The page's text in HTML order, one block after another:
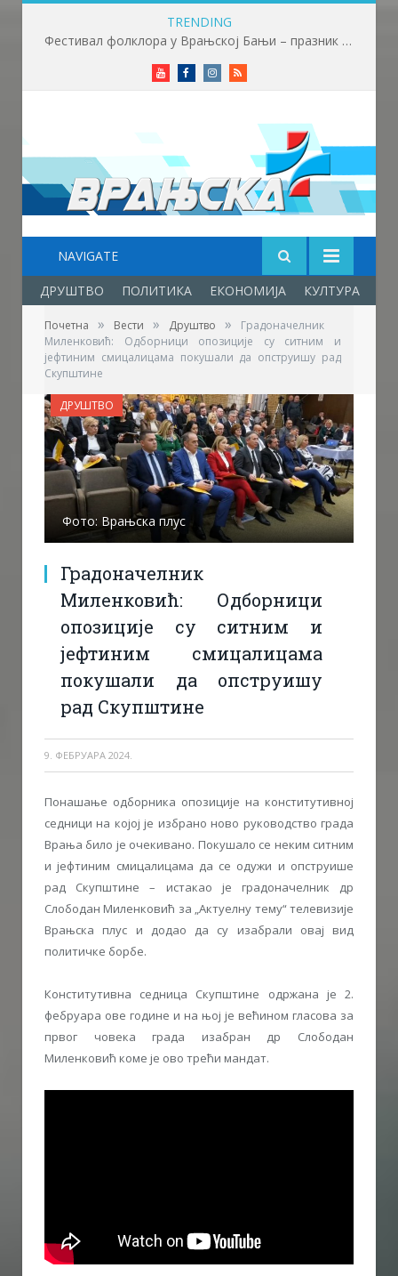
TRENDING
Фестивал фолклора у Врањској Бањи – празник младости, културе, традиције и пријатељства
YoutubeFacebookInstagram
RSS
NAVIGATE
ДРУШТВО ПОЛИТИКА ЕКОНОМИЈА КУЛТУРА
Почетна » Вести » Друштво »
Градоначелник
Миленковић: Одборници опозиције су ситним и
јефтиним смицалицама покушали да опструишу рад
Скупштине
Фото: Врањска плус
Градоначелник
Миленковић: Одборници
опозиције су ситним и
јефтиним смицалицама
покушали да опструишу
рад Скупштине
9. ФЕБРУАРА 2024.
ДРУШТВО
Понашање одборника опозиције на конститутивној
седници на којој је избрано ново руководство града
Врања било је очекивано. Покушало се неким ситним
и јефтиним смицалицама да се одужи и опструише
рад Скупштине – истакао је градоначелник др
Слободан Миленковић за „Актуелну тему“ телевизије
Врањска плус и додао да су изабрали овај вид
политичке борбе.
Конститутивна седница Скупштине одржана је 2.
фебруара ове године и на њој је већином гласова за
првог човека града изабран др Слободан
Миленковић коме је ово трећи мандат.